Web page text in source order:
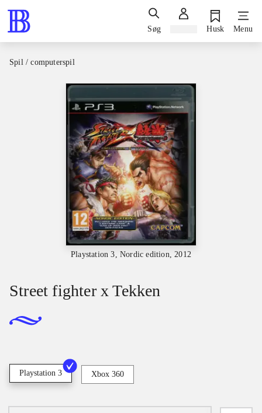
Søg Husk Menu
Spil / computerspil
Playstation 3, Nordic edition, 2012
Street fighter x Tekken
Playstation 3 Xbox 360